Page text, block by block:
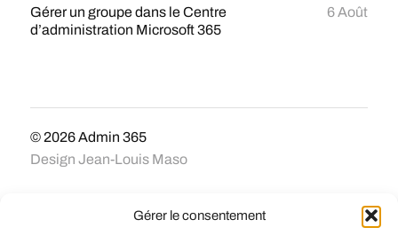
Gérer le consentement
Gérer un groupe dans le Centre
d’administration Microsoft 365
6 Août
© 2026Admin 365
Design Jean-Louis Maso